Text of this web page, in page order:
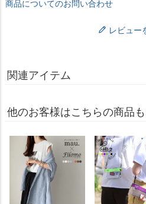
商品についてのお問い合わせ
レビュー
関連アイテム
他のお客様はこちらの商品